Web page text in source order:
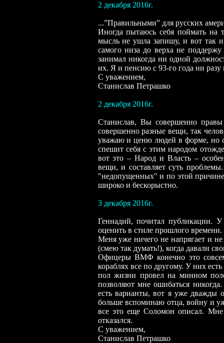
2 декабря 2016г.
...”Правильными” для русских
Иногда пытаюсь себя поймать на
мысль не ушла запишу, и вот так
самого низа до верха не
занимал никогда ни одной
их. Я и пенсию с 93-го года ни разу
С уважением,
Станислав Петрашко
2 декабря 2016г.
Станислав, Вы совершенно
совершенно разные вещи, так
уважаю и ценю людей в форме, но
спешит себя с этим народом
вот это – Народ и Власть –
вещи, и составляет суть
"недопущенных" и по этой
широко и бескорыстно.
3 декабря 2016г.
Геннадий, почиталпубликации.У
оценить в стиле прошлого времени.
Меня уже ничего не напрягает и
(смею так думать!), когда давали
Офицеры ВМФ конечно это
кораблях все по другому. У них
пол жизни провел на минном
позволяют мне ошибаться
есть варианты, вот я уже дважды
больше вспоминаю отца, войну и
все это еще Соломон описал.
отказался.
С уважением,
Станислав Петрашко